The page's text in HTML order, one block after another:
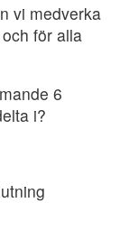
vi medverka
för alla
6
i?